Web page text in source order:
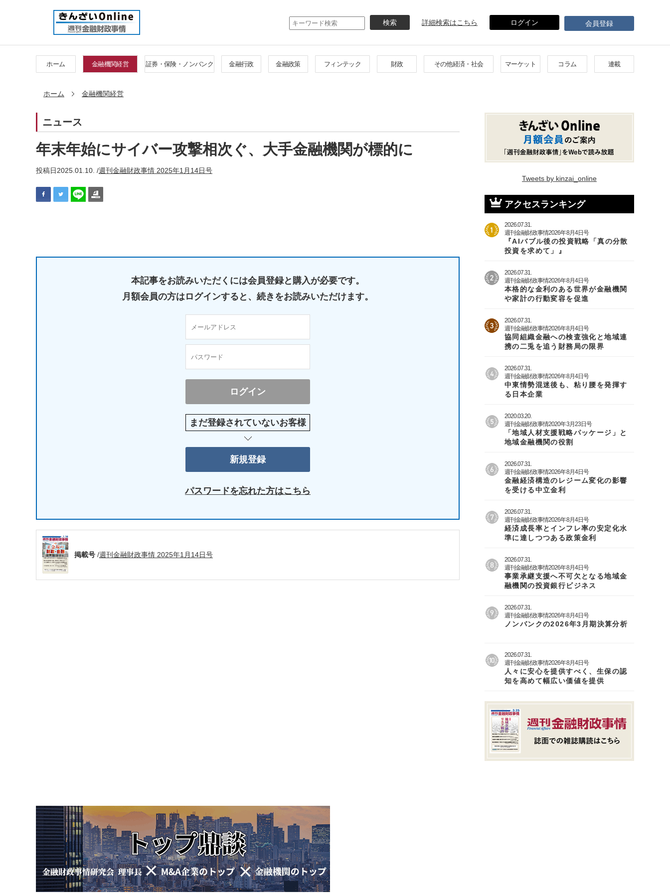
イ
ン
テ
ン
詳細検索はこちら ログイン 会員登録
ホーム 金融機関経営 証券・保険・ノンバンク 金融行政 金融政策 フィンテック 財政 その他経済・社会 マーケット コラム 連載
ホーム 金融機関経営
ニュース
年末年始にサイバー攻撃相次ぐ、大手金融機関が標的に
投稿日2025.01.10. /週刊金融財政事情 2025年1月14日号
本記事をお読みいただくには会員登録と購入が必要です。
月額会員の方はログインすると、 続きをお読みいただけます。
まだ登録されていないお客様
パスワードを忘れた方はこちら
掲載号 /週刊金融財政事情 2025年1月14日号
Tweets by kinzai_online
アクセスランキング
2026.07.31.
週刊金融財政事情2026年8月4日号
『AIバブル後の投資戦略「真の分散
投資を求めて」』
2026.07.31.
週刊金融財政事情2026年8月4日号
本格的な金利のある世界が金融機関
や家計の行動変容を促進
2026.07.31.
週刊金融財政事情2026年8月4日号
協同組織金融への検査強化と地域連
携の二兎を追う財務局の限界
2026.07.31.
週刊金融財政事情2026年8月4日号
中東情勢混迷後も、粘り腰を発揮す
る日本企業
2020.03.20.
週刊金融財政事情2020年3月23日号
「地域人材支援戦略パッケージ」と
地域金融機関の役割
2026.07.31.
週刊金融財政事情2026年8月4日号
金融経済構造のレジーム変化の影響
を受ける中立金利
2026.07.31.
週刊金融財政事情2026年8月4日号
経済成長率とインフレ率の安定化水
準に達しつつある政策金利
2026.07.31.
週刊金融財政事情2026年8月4日号
事業承継支援へ不可欠となる地域金
融機関の投資銀行ビジネス
2026.07.31.
週刊金融財政事情2026年8月4日号
ノンバンクの2026年3月期決算分析
2026.07.31.
週刊金融財政事情2026年8月4日号
人々に安心を提供すべく、生保の認
知を高めて幅広い価値を提供